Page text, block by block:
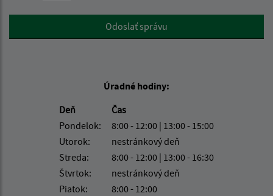
Google reCaptcha ResponseOdoslať správu
Úradné hodiny:
Deň
Čas
Pondelok:
8:00 - 12:00 | 13:00 - 15:00
Utorok:
nestránkový deň
Streda:
8:00 - 12:00 | 13:00 - 16:30
Štvrtok:
nestránkový deň
Piatok:
8:00 - 12:00